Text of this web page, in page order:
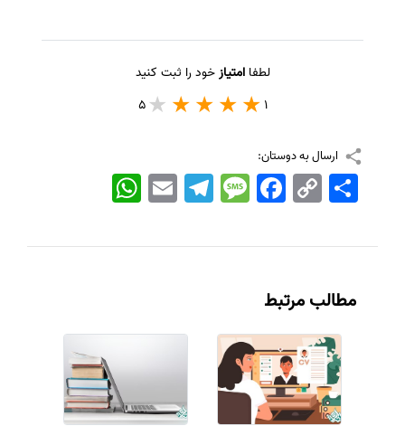
لطفاامتیازخود را ثبت کنید
1
5
ارسال به دوستان:
WhatsApp EmailTelegramMessageFacebook Copy
Link
اشتراک
مطالب مرتبط